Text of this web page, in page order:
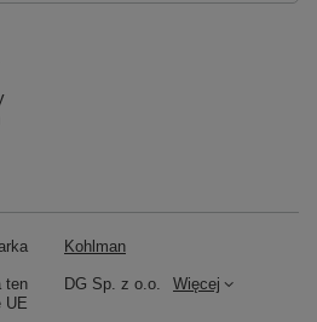
Kohlman
ten
UE
DG Sp. z o.o. Więcej